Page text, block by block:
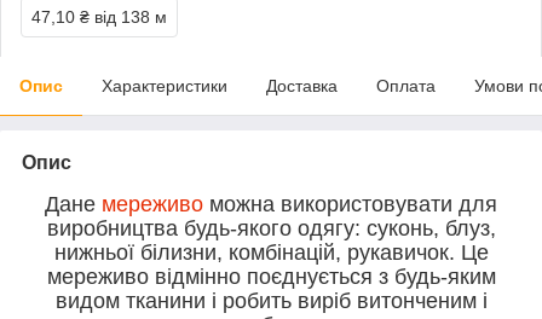
47,10 ₴ від 138 м
Опис Характеристики Доставка Оплата Умови
Опис
Дане мереживо можна використовувати для
виробництва будь-якого одягу: суконь, блуз,
нижньої білизни, комбінацій, рукавичок. Це
мереживо відмінно поєднується з будь-яким
видом тканини і робить виріб витонченим і